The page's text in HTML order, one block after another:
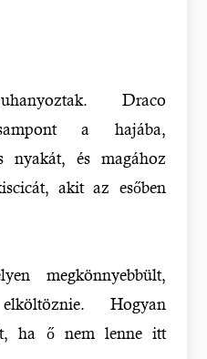
Draco
a hajába,
nyakát, és magához
akit az esőben
megkönnyebbült,
Hogyan
ha ő nem lenne itt